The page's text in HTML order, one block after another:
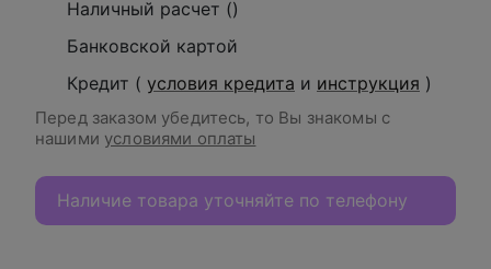
Наличный расчет ()
Банковской картой
Кредит ( условия кредита и инструкция )
Перед заказом убедитесь, то Вы знакомы с
нашими условиями оплаты
Наличие товара уточняйте по телефону